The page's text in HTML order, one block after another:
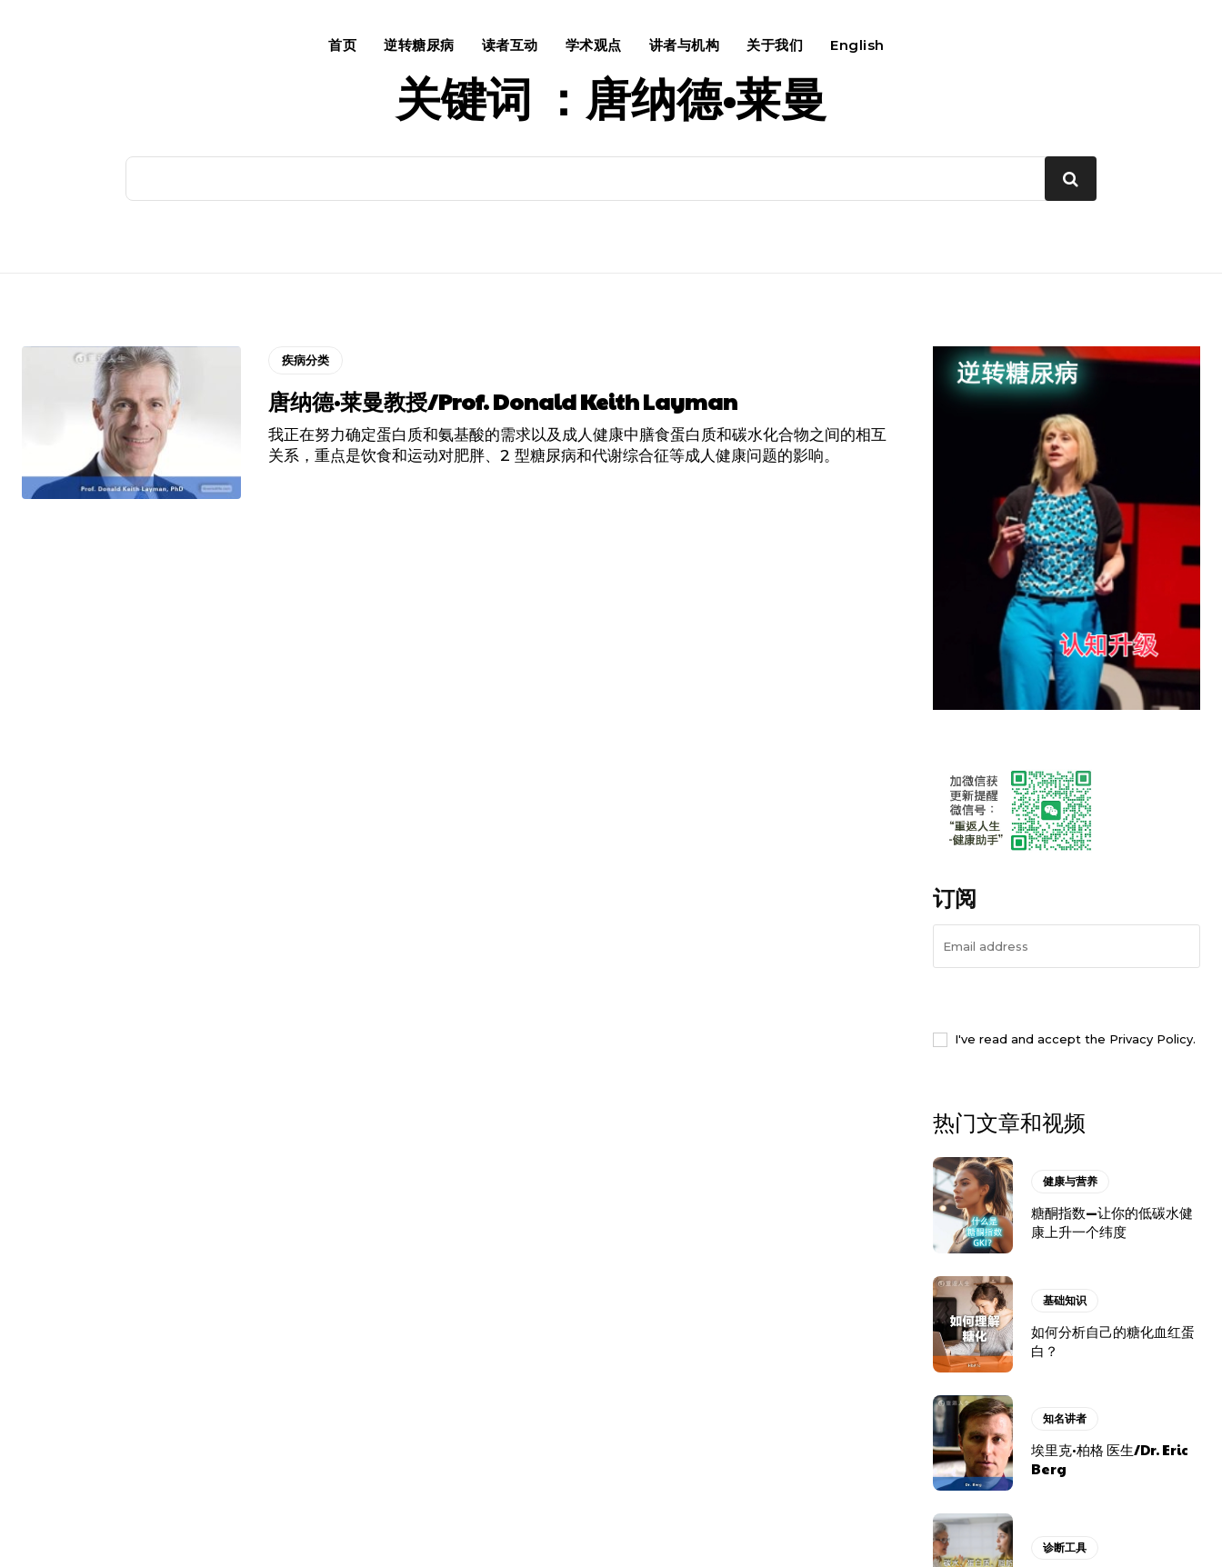
首页 逆转糖尿病 读者互动 学术观点 讲者与机构 关于我们 English
关键词 ： 唐纳德·莱曼
疾病分类
唐纳德·莱曼教授/Prof. Donald Keith Layman
我正在努力确定蛋白质和氨基酸的需求以及成人健康中膳食蛋白质和碳水化合物之间的相互
关系，重点是饮食和运动对肥胖、2 型糖尿病和代谢综合征等成人健康问题的影响。
订阅
I've read and accept the Privacy Policy.
热门文章和视频
健康与营养
糖酮指数—让你的低碳水健
康上升一个纬度
基础知识
如何分析自己的糖化血红蛋
白？
知名讲者
埃里克·柏格 医生/Dr. Eric
Berg
诊断工具